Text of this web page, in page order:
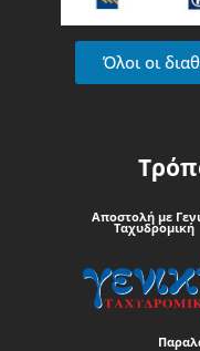
Όλοι οι
Αποστολή με
Ταχυδρομική